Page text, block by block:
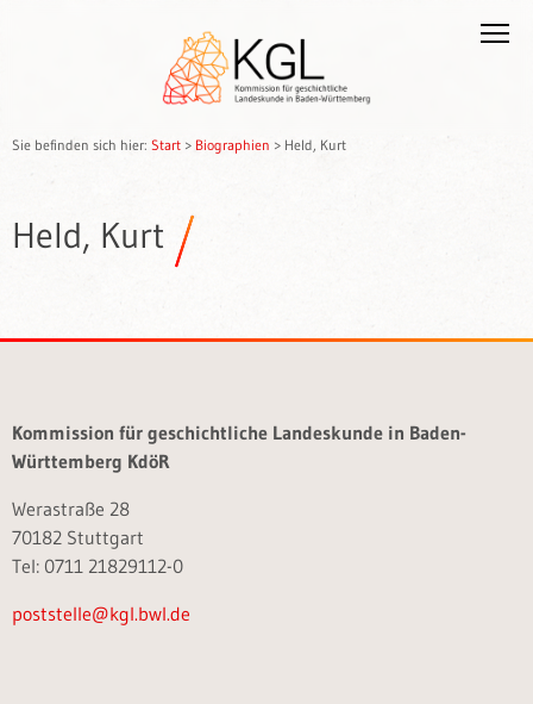
Sie befinden sich hier: Start > Biographien > Held, Kurt
Held, Kurt
Kommission für geschichtliche Landeskunde in Baden-
Württemberg KdöR
Werastraße 28
70182 Stuttgart
Tel: 0711 21829112-0
poststelle@kgl.bwl.de